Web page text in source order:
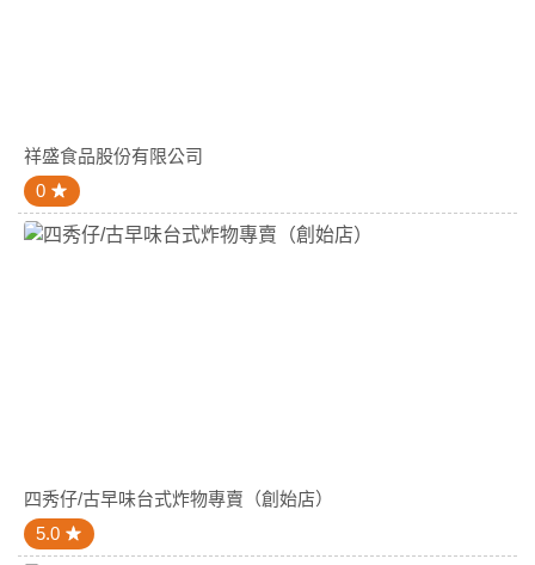
祥盛食品股份有限公司
0
四秀仔/古早味台式炸物專賣（創始店）
5.0